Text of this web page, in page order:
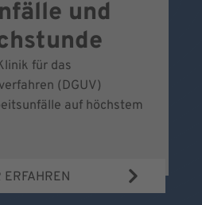
und
für das
(DGUV)
auf höchstem
ERFAHREN